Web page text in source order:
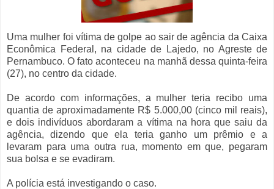
Uma mulher foi vítima de golpe ao sair de agência da Caixa
Econômica Federal, na cidade de Lajedo, no Agreste de
Pernambuco. O fato aconteceu na manhã dessa quinta-feira
(27), no centro da cidade.
De acordo com informações, a mulher teria recibo uma
quantia de aproximadamente R$ 5.000,00 (cinco mil reais),
e dois indivíduos abordaram a vítima na hora que saiu da
agência, dizendo que ela teria ganho um prêmio e a
levaram para uma outra rua, momento em que, pegaram
sua bolsa e se evadiram.
A polícia está investigando o caso.